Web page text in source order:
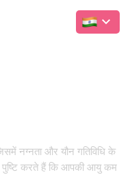
LIVE
नग्नता और यौन गतिविधि के
करते हैं कि आपकी आयु कम